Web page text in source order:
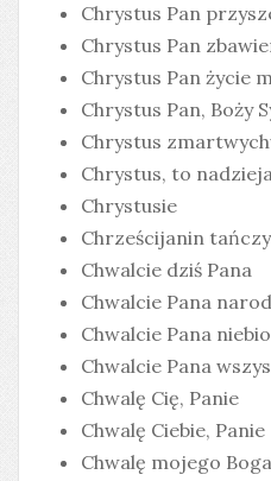
Chrystus Pan
Chrystus Pan
Chrystus Pan życie
Chrystus Pan, Boży
Chrystus
Chrystus, to
Chrystusie
Chrześcijanin tańczy
Chwalcie dziś Pana
Chwalcie Pana
Chwalcie Pana
Chwalcie Pana
Chwalę Cię, Panie
Chwalę Ciebie, Panie
Chwalę mojego Boga